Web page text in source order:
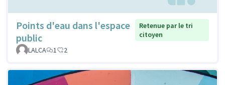
Points d'eau dans l'espace
public
Retenue par le tri
citoyen
LALCA
1 2